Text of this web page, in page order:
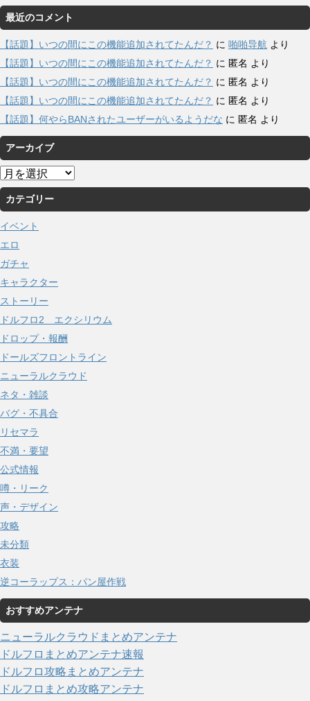
最近のコメント
【話題】いつの間にこの機能追加されてたんだ？ に 啪啪导航 より
【話題】いつの間にこの機能追加されてたんだ？ に 匿名 より
【話題】いつの間にこの機能追加されてたんだ？ に 匿名 より
【話題】いつの間にこの機能追加されてたんだ？ に 匿名 より
【話題】何やらBANされたユーザーがいるようだな に 匿名 より
アーカイブ
ア
ー
カ
イ
ブ
カテゴリー
イベント
エロ
ガチャ
キャラクター
ストーリー
ドルフロ2 エクシリウム
ドロップ・報酬
ドールズフロントライン
ニューラルクラウド
ネタ・雑談
バグ・不具合
リセマラ
不満・要望
公式情報
噂・リーク
声・デザイン
攻略
未分類
衣装
逆コーラップス：パン屋作戦
おすすめアンテナ
ニューラルクラウドまとめアンテナ
ドルフロまとめアンテナ速報
ドルフロ攻略まとめアンテナ
ドルフロまとめ攻略アンテナ